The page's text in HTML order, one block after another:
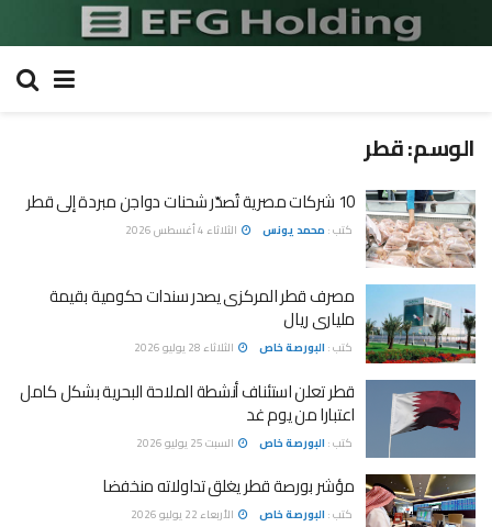
الوسم:قطر
10 شركات مصرية تُصدّر شحنات دواجن مبردة إلى قطر
كتب : محمد يونس الثلاثاء 4 أغسطس 2026
مصرف قطر المركزى يصدر سندات حكومية بقيمة
مليارى ريال
كتب : البورصة خاص الثلاثاء 28 يوليو 2026
قطر تعلن استئناف أنشطة الملاحة البحرية بشكل كامل
اعتبارا من يوم غد
كتب : البورصة خاص السبت 25 يوليو 2026
مؤشر بورصة قطر يغلق تداولاته منخفضا
كتب : البورصة خاص الأربعاء 22 يوليو 2026